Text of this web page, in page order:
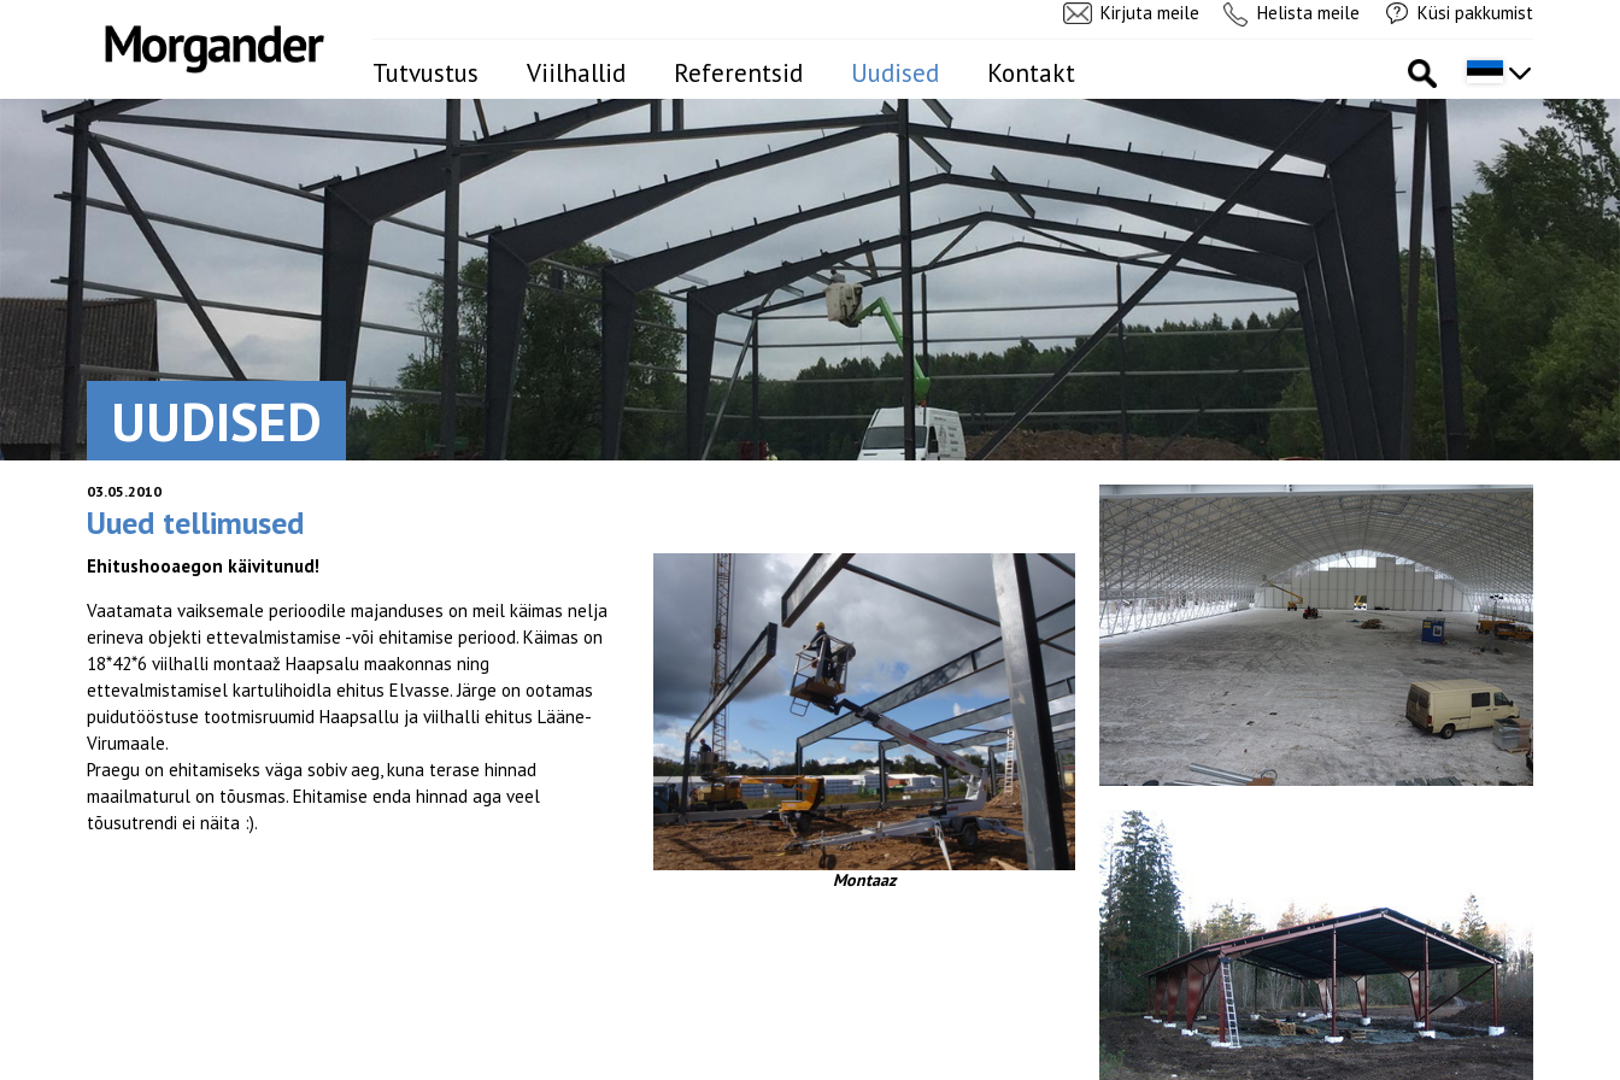
Kirjuta meile Helista meile Küsi pakkumist
Tutvustus Viilhallid Referentsid Uudised Kontakt
UUDISED
03.05.2010
Uued tellimused
Montaaz
Ehitushooaegon käivitunud!
Vaatamata vaiksemale perioodile majanduses on meil käimas nelja
erineva objekti ettevalmistamise -või ehitamise periood. Käimas on
18*42*6 viilhalli montaaž Haapsalu maakonnas ning
ettevalmistamisel kartulihoidla ehitus Elvasse. Järge on ootamas
puidutööstuse tootmisruumid Haapsallu ja viilhalli ehitus Lääne-
Virumaale.
Praegu on ehitamiseks väga sobiv aeg, kuna terase hinnad
maailmaturul on tõusmas. Ehitamise enda hinnad aga veel
tõusutrendi ei näita :).